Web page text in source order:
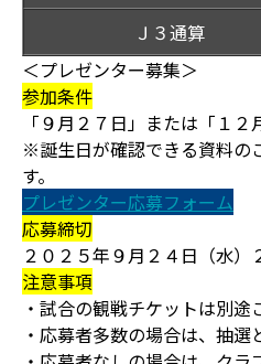
Ｊ３通算
＜プレゼンター募集＞
参加条件
「９月２７日」または「１２
※誕生日が確認できる資料の
す。
プレゼンター応募フォーム
応募締切
２０２５年９月２４日（水）
注意事項
・試合の観戦チケットは別途
・応募者多数の場合は、抽選